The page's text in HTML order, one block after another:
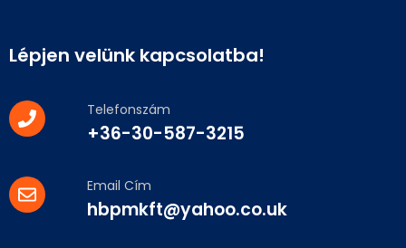
Lépjen velünk kapcsolatba!
Telefonszám
+36-30-587-3215
Email Cím
hbpmkft@yahoo.co.uk